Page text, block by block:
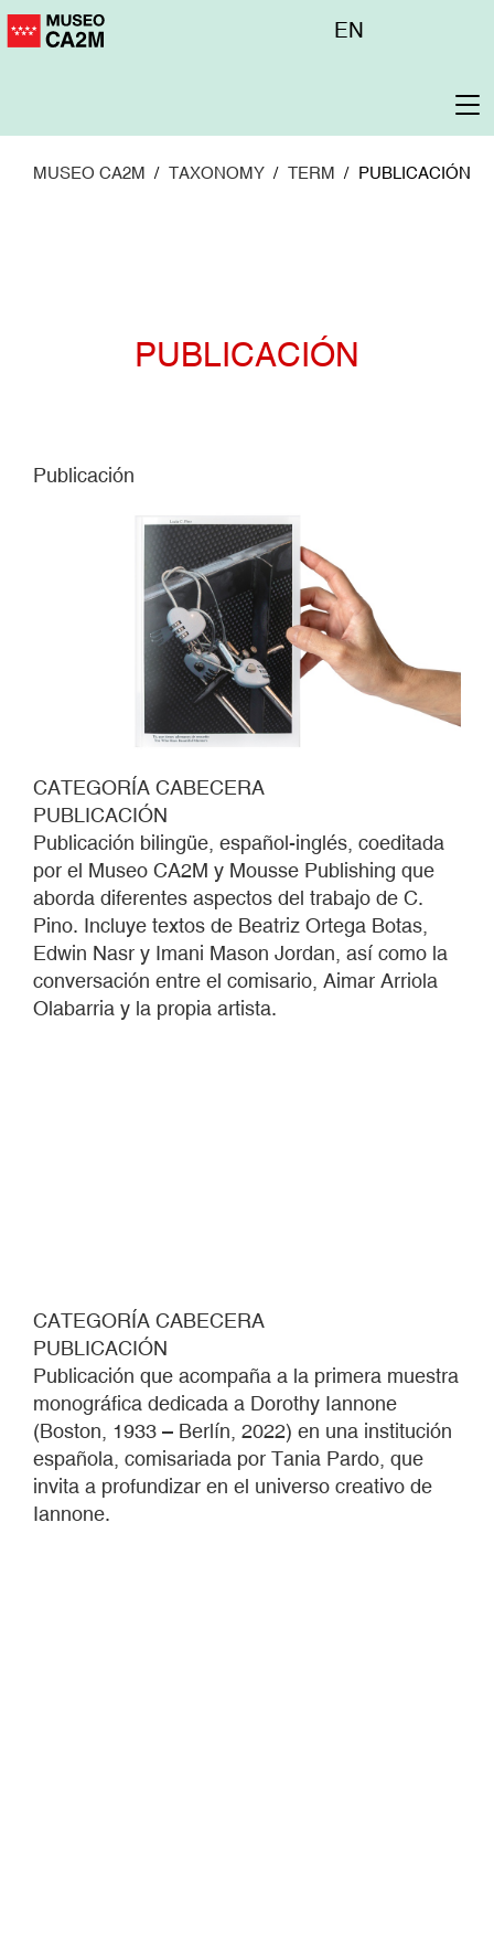
Pasar
Menú
EN
MUSEO CA2M TAXONOMY TERM PUBLICACIÓN
PUBLICACIÓN
Publicación
CATEGORÍA CABECERA
PUBLICACIÓN
Publicación bilingüe, español-inglés, coeditada
por el Museo CA2M y Mousse Publishing que
aborda diferentes aspectos del trabajo de C.
Pino. Incluye textos de Beatriz Ortega Botas,
Edwin Nasr y Imani Mason Jordan, así como la
conversación entre el comisario, Aimar Arriola
Olabarria y la propia artista.
CATEGORÍA CABECERA
PUBLICACIÓN
Publicación que acompaña a la primera muestra
monográfica dedicada a Dorothy Iannone
(Boston, 1933 – Berlín, 2022) en una institución
española, comisariada por Tania Pardo, que
invita a profundizar en el universo creativo de
Iannone.